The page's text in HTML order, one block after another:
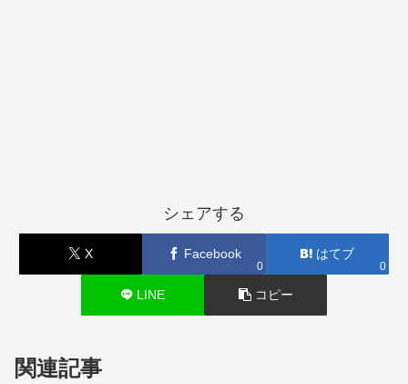
シェアする
X Facebook
0
はてブ
0
LINE コピー
関連記事